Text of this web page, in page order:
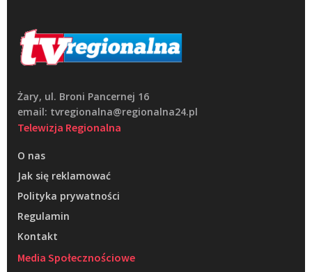
Żary, ul. Broni Pancernej 16
email: tvregionalna@regionalna24.pl
Telewizja Regionalna
O nas
Jak się reklamować
Polityka prywatności
Regulamin
Kontakt
Media Społecznościowe